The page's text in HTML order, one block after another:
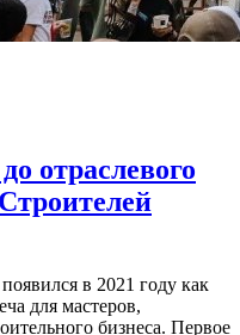
отраслевого
в 2021 году как
для мастеров,
бизнеса. Первое